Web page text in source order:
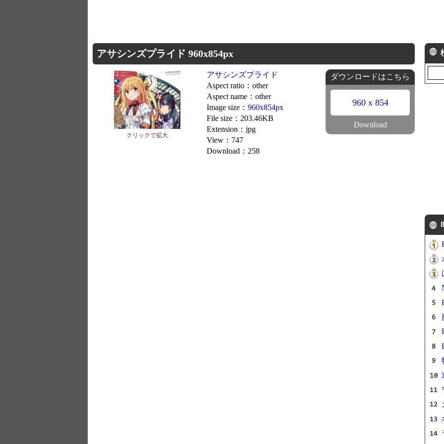
アサシンズプライド 960x854px
クリックで拡大
アサシンズプライド
Aspect ratio：other
Aspect name：other
Image size： 960x854px
File size：203.46KB
Extension：jpg
View：747
Download：258
ダウンロードはこちら
960 x 854
Download